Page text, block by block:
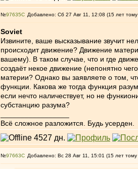
№97635 Добавлено: Сб 27 Авг 11, 12:08 (15 лет
Soviet
Извините, ваше высказывание звучит
происходит движение? Движение
вашему). В таком случае, что и где
создаёт некое движение (непонятно
материи? Однако вы заявляете о том,
функции. Какова же тогда функция
если нечто наличествует, но не
субстанцию разума?
Всё сложное разложится. Будь усерден.
№97663 Добавлено: Вс 28 Авг 11, 15:01 (15 лет тому